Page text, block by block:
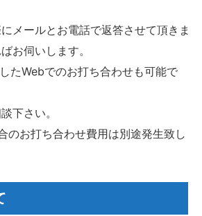
メールとお電話で返答させて頂きま
お伺いします。
たWebでのお打ち合わせも可能で
下さい。
のお打ち合わせ費用は別途発生致し